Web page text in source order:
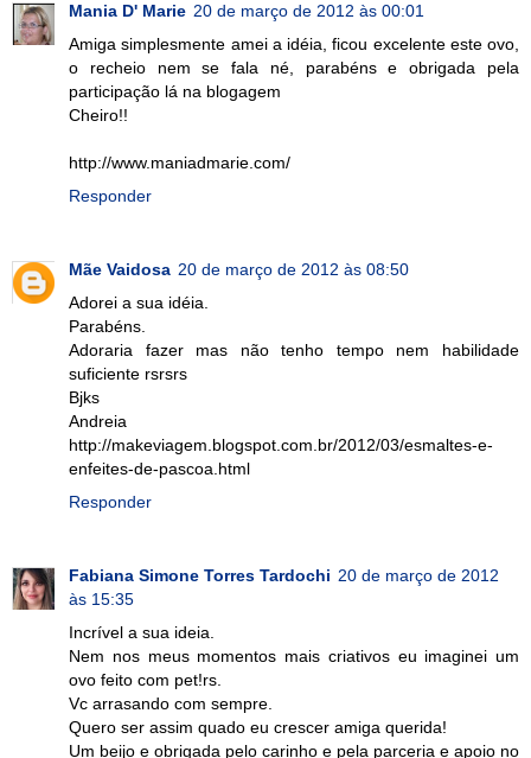
Mania D' Marie 20 de março de 2012 às 00:01
Amiga simplesmente amei a idéia, ficou excelente este ovo,
o recheio nem se fala né, parabéns e obrigada pela
participação lá na blogagem
Cheiro!!
http://www.maniadmarie.com/
Responder
Mãe Vaidosa 20 de março de 2012 às 08:50
Adorei a sua idéia.
Parabéns.
Adoraria fazer mas não tenho tempo nem habilidade
suficiente rsrsrs
Bjks
Andreia
http://makeviagem.blogspot.com.br/2012/03/esmaltes-e-
enfeites-de-pascoa.html
Responder
Fabiana Simone Torres Tardochi 20 de março de 2012
às 15:35
Incrível a sua ideia.
Nem nos meus momentos mais criativos eu imaginei um
ovo feito com pet!rs.
Vc arrasando com sempre.
Quero ser assim quado eu crescer amiga querida!
Um beijo e obrigada pelo carinho e pela parceria e apoio no